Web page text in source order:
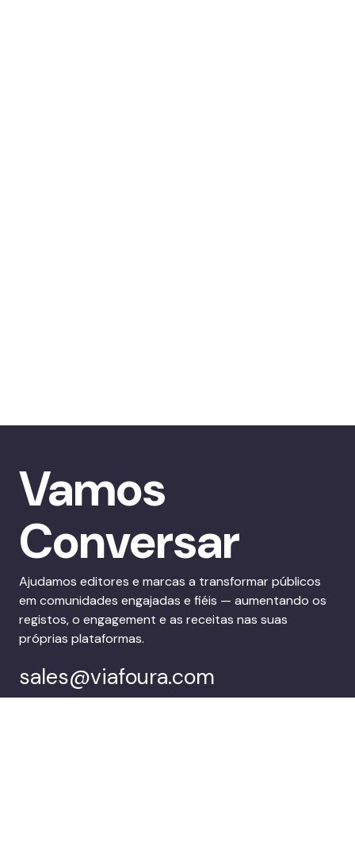
Vamos
Conversar
Ajudamos editores e marcas a transformar públicos
em comunidades engajadas e fiéis — aumentando os
registos, o engagement e as receitas nas suas
próprias plataformas.
sales@viafoura.com